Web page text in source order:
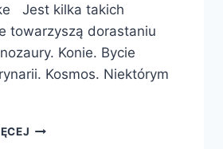
Jest kilka takich
towarzyszą dorastaniu
Konie. Bycie
Kosmos. Niektórym
KOSMICZNA